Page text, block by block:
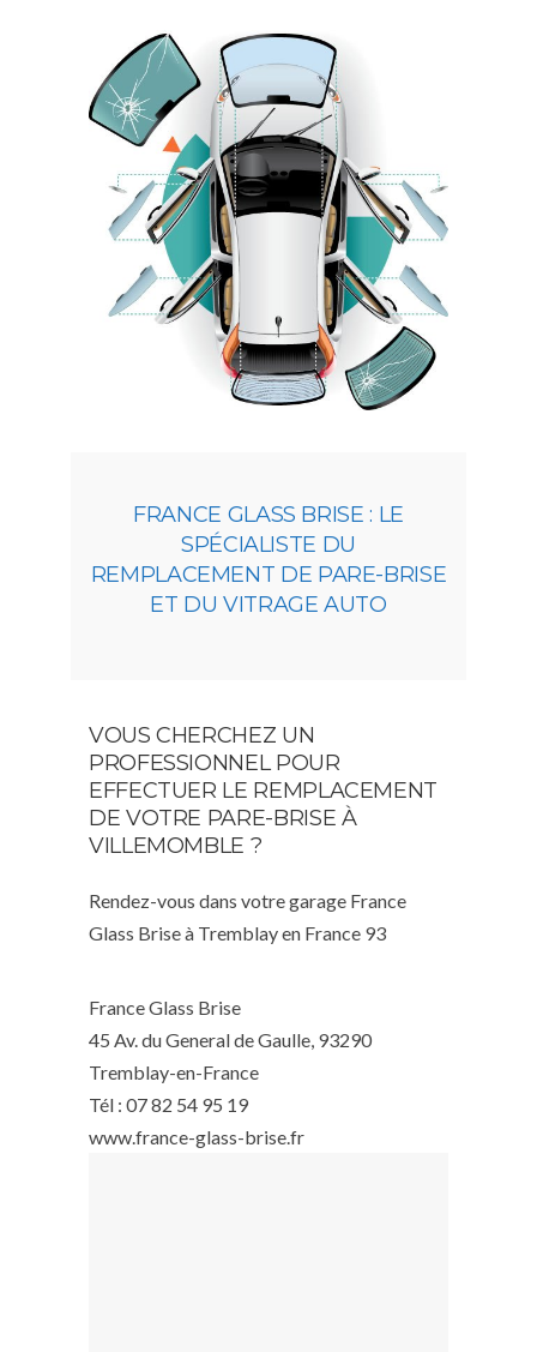
FRANCE GLASS BRISE : LE
SPÉCIALISTE DU
REMPLACEMENT DE PARE-BRISE
ET DU VITRAGE AUTO
VOUS CHERCHEZ UN
PROFESSIONNEL POUR
EFFECTUER LE REMPLACEMENT
DE VOTRE PARE-BRISE À
VILLEMOMBLE ?
Rendez-vous dans votre garage France
Glass Brise à Tremblay en France 93
France Glass Brise
45 Av. du General de Gaulle, 93290
Tremblay-en-France
Tél : 07 82 54 95 19
www.france-glass-brise.fr